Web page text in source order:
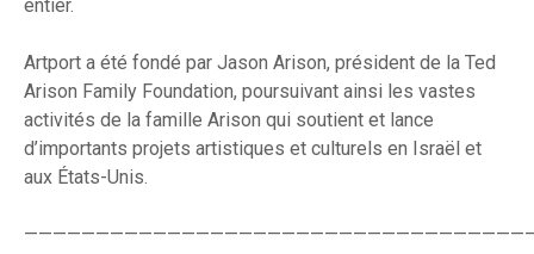
entier.
Artport a été fondé par Jason Arison, président de la Ted
Arison Family Foundation, poursuivant ainsi les vastes
activités de la famille Arison qui soutient et lance
d’importants projets artistiques et culturels en Israël et
aux États-Unis.